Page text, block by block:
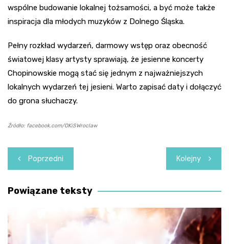
wspólne budowanie lokalnej tożsamości, a być może także
inspiracja dla młodych muzyków z Dolnego Śląska.
Pełny rozkład wydarzeń, darmowy wstęp oraz obecność
światowej klasy artysty sprawiają, że jesienne koncerty
Chopinowskie mogą stać się jednym z najważniejszych
lokalnych wydarzeń tej jesieni. Warto zapisać daty i dołączyć
do grona słuchaczy.
Źródło: facebook.com/OKiSWroclaw
Nawigacja
wpisu
Poprzedni Kolejny
Powiązane teksty